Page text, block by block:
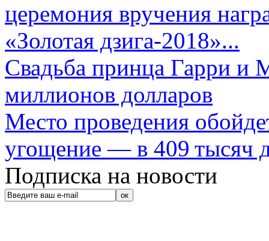
церемония вручения
«Золотая дзига-2018»...
Свадьба принца Гарри и
миллионов долларов
Место проведения
угощение — в 409 тысяч
Подписка на новости